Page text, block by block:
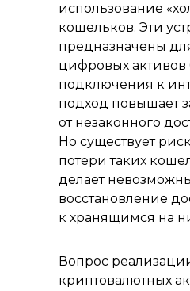
использование
кошельков. Эти
предназначены
цифровых активов
подключения к
подход повышает
от незаконного
Но существует
потери таких
делает
восстановление
к хранящимся на
Вопрос
криптовалютных